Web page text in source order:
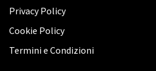
Privacy Policy
Cookie Policy
Termini e Condizioni